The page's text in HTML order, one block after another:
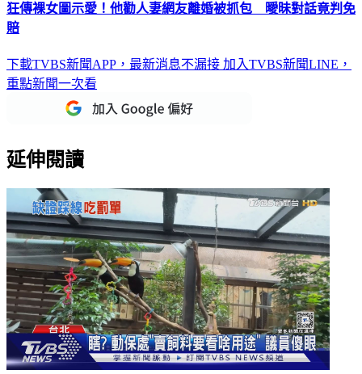
狂傳裸女圖示愛！他勸人妻網友離婚被抓包 曖昧對話竟判免
賠
下載TVBS新聞APP，最新消息不漏接 加入TVBS新聞LINE，
重點新聞一次看
延伸閱讀